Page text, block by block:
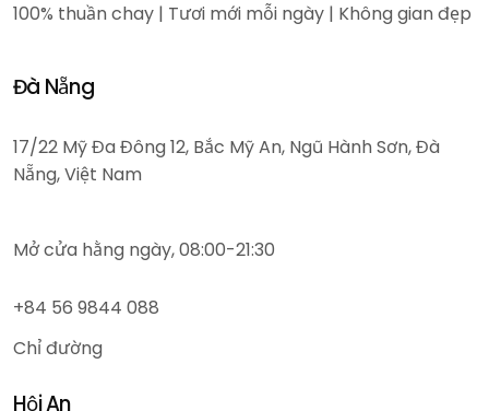
100% thuần chay | Tươi mới mỗi ngày | Không gian đẹp
Đà Nẵng
17/22 Mỹ Đa Đông 12, Bắc Mỹ An, Ngũ Hành Sơn, Đà
Nẵng, Việt Nam
Mở cửa hằng ngày, 08:00-21:30
+84 56 9844 088
Chỉ đường
Hội An